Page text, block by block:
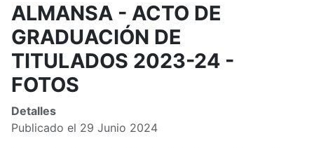
ALMANSA - ACTO DE
GRADUACIÓN DE
TITULADOS 2023-24 -
FOTOS
Detalles
Publicado el 29 Junio 2024